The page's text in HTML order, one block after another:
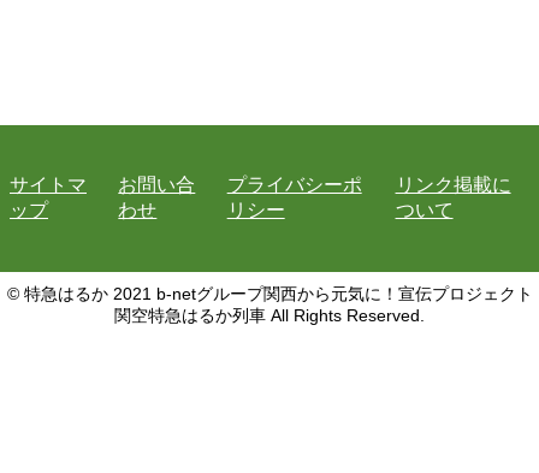
サイトマ
ップ
お問い合
わせ
プライバシーポ
リシー
リンク掲載に
ついて
© 特急はるか 2021 b-netグループ関西から元気に！宣伝プロジェクト
関空特急はるか列車 All Rights Reserved.